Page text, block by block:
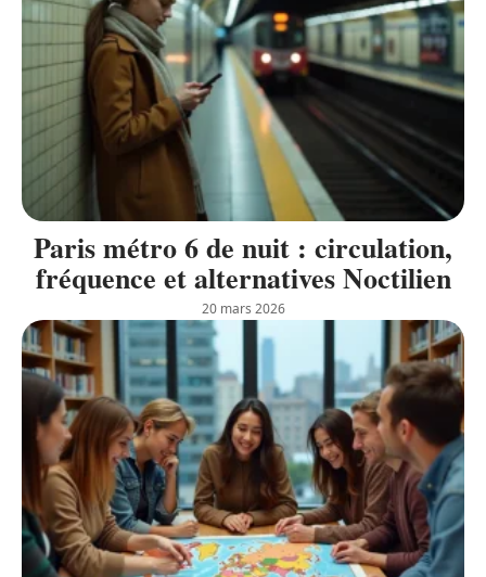
Paris métro 6 de nuit : circulation,
fréquence et alternatives Noctilien
20 mars 2026